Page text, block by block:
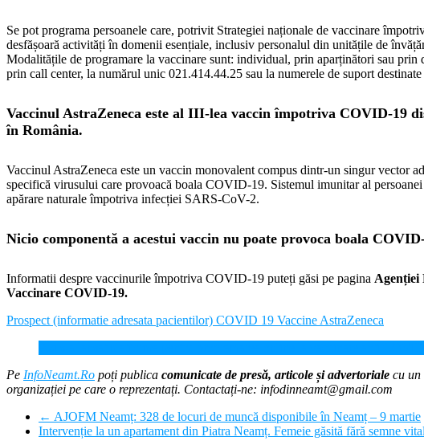
Se pot programa persoanele care, potrivit Strategiei naționale de vaccinare
desfășoară activități în domenii esențiale, inclusiv personalul din unitățile de
Modalitățile de programare la vaccinare sunt: individual, prin aparținători sau
prin call center, la numărul unic 021.414.44.25 sau la numerele de suport
Vaccinul AstraZeneca este al III-lea vaccin împotriva COVID-19
în România.
Vaccinul AstraZeneca este un vaccin monovalent compus dintr-un singur vector
specifică virusului care provoacă boala COVID-19. Sistemul imunitar al
apărare naturale împotriva infecției SARS-CoV-2.
Nicio componentă a acestui vaccin nu poate provoca boala
Informatii despre vaccinurile împotriva COVID-19 puteți găsi pe pagina Agenției
Vaccinare COVID-19.
Prospect (informatie adresata pacientilor) COVID 19 Vaccine AstraZeneca
Pe InfoNeamt.Ro poți publica comunicate de presă, articole și advertoriale cu un
organizației pe care o reprezentați. Contactați-ne: infodinneamt@gmail.com
← AJOFM Neamț: 328 de locuri de muncă disponibile în Neamț – 9 martie
Intervenție la un apartament din Piatra Neamț. Femeie găsită fără semne